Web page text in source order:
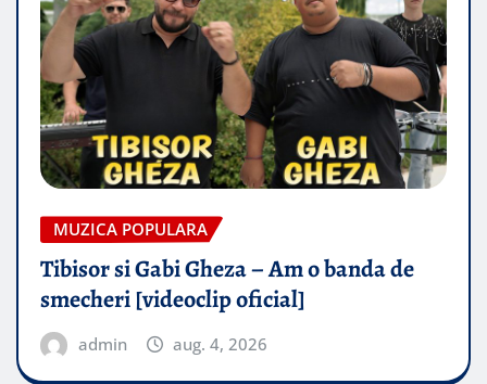
MUZICA POPULARA
Tibisor si Gabi Gheza – Am o banda de
smecheri [videoclip oficial]
admin aug. 4, 2026